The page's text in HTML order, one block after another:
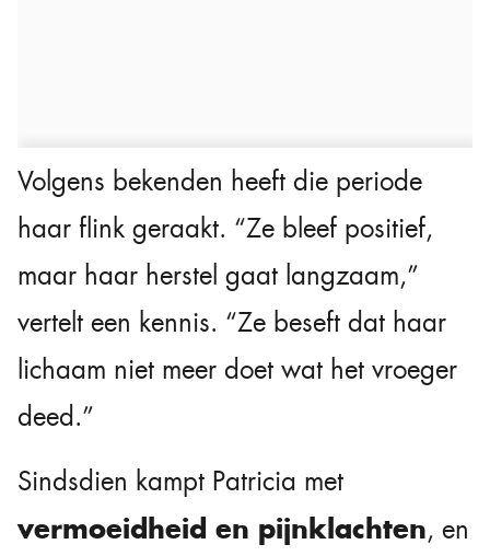
Volgens bekenden heeft die periode
haar flink geraakt. “Ze bleef positief,
maar haar herstel gaat langzaam,”
vertelt een kennis. “Ze beseft dat haar
lichaam niet meer doet wat het vroeger
deed.”
Sindsdien kampt Patricia met
vermoeidheid en pijnklachten, en